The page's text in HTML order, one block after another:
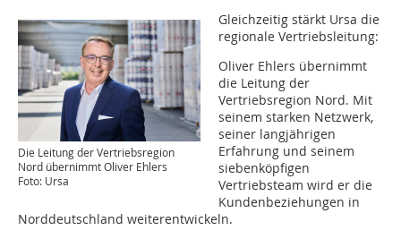
Die Leitung der Vertriebsregion
Nord übernimmt Oliver Ehlers
Foto: Ursa
Gleichzeitig stärkt Ursa die
regionale Vertriebsleitung:
Oliver Ehlers übernimmt
die Leitung der
Vertriebsregion Nord. Mit
seinem starken Netzwerk,
seiner langjährigen
Erfahrung und seinem
siebenköpfigen
Vertriebsteam wird er die
Kundenbeziehungen in
Norddeutschland weiterentwickeln.